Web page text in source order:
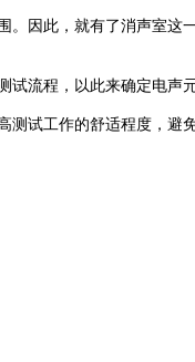
。因此，就有了消声室这
流程，以此来确定电声
试工作的舒适程度，避